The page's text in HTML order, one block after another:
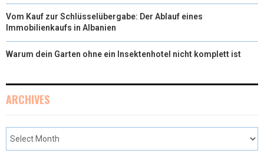
Vom Kauf zur Schlüsselübergabe: Der Ablauf eines
Immobilienkaufs in Albanien
Warum dein Garten ohne ein Insektenhotel nicht komplett ist
ARCHIVES